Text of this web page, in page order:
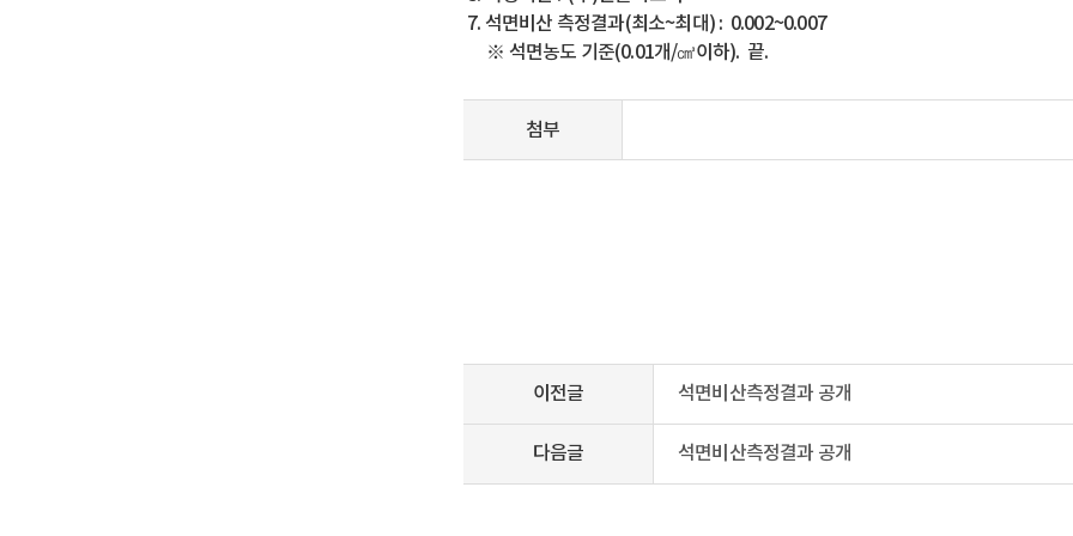
7. 석면비산 측정결과(최소~최대) : 0.002~0.007
※ 석면농도 기준(0.01개/㎤이하). 끝.
첨부
이전글 석면비산측정결과 공개
다음글 석면비산측정결과 공개